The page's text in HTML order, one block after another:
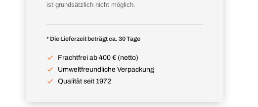
ist grundsätzlich nicht möglich.
* Die Lieferzeit beträgt ca. 30 Tage
Frachtfrei ab 400 € (netto)
Umweltfreundliche Verpackung
Qualität seit 1972